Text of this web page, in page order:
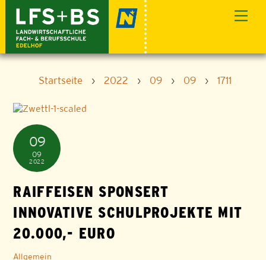
content
Startseite › 2022 › 09 › 09 › 1711
09
09
2022
RAIFFEISEN SPONSERT
INNOVATIVE SCHULPROJEKTE MIT
20.000,- EURO
Allgemein